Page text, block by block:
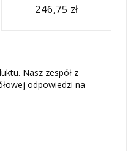
246,75 zł
Nasz zespół z
odpowiedzi na